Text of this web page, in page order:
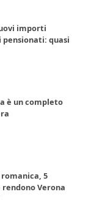
importi
quasi
è un completo
5
Verona